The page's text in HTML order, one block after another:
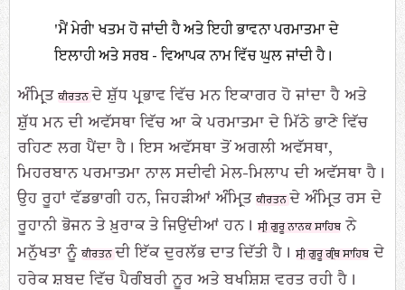
'ਮੈਂ ਮੇਰੀ' ਖਤਮ ਹੋ ਜਾਂਦੀ ਹੈ ਅਤੇ ਇਹੀ ਭਾਵਨਾ ਪਰਮਾਤਮਾ ਦੇ
ਇਲਾਹੀ ਅਤੇ ਸਰਬ - ਵਿਆਪਕ ਨਾਮ ਵਿੱਚ ਘੁਲ ਜਾਂਦੀ ਹੈ।
ਅੰਮ੍ਰਿਤਕੀਰਤਨ ਦੇ ਸ਼ੁੱਧ ਪ੍ਰਭਾਵ ਵਿੱਚ ਮਨ ਇਕਾਗਰ ਹੋ ਜਾਂਦਾ ਹੈ ਅਤੇ
ਸ਼ੁੱਧ ਮਨ ਦੀ ਅਵੱਸਥਾ ਵਿੱਚ ਆ ਕੇ ਪਰਮਾਤਮਾ ਦੇ ਮਿੱਠੇ ਭਾਣੇ ਵਿੱਚ
ਰਹਿਣ ਲਗ ਪੈਂਦਾ ਹੈ। ਇਸ ਅਵੱਸਥਾ ਤੋਂ ਅਗਲੀ ਅਵੱਸਥਾ,
ਮਿਹਰਬਾਨ ਪਰਮਾਤਮਾ ਨਾਲ ਸਦੀਵੀ ਮੇਲ-ਮਿਲਾਪ ਦੀ ਅਵੱਸਥਾ ਹੈ।
ਉਹ ਰੂਹਾਂ ਵੱਡਭਾਗੀ ਹਨ, ਜਿਹੜੀਆਂ ਅੰਮ੍ਰਿਤਕੀਰਤਨ ਦੇ ਅੰਮ੍ਰਿਤ ਰਸ ਦੇ
ਰੂਹਾਨੀ ਭੋਜਨ ਤੇ ਖ਼ੁਰਾਕ ਤੇ ਜਿਉਂਦੀਆਂ ਹਨ।ਸ੍ਰੀ ਗੁਰੂ ਨਾਨਕ ਸਾਹਿਬ ਨੇ
ਮਨੁੱਖਤਾ ਨੂੰਕੀਰਤਨ ਦੀ ਇੱਕ ਦੁਰਲੱਭ ਦਾਤ ਦਿੱਤੀ ਹੈ।ਸ੍ਰੀ ਗੁਰੂ ਗ੍ਰੰਥ ਸਾਹਿਬ ਦੇ
ਹਰੇਕ ਸ਼ਬਦ ਵਿੱਚ ਪੈਗੰਬਰੀ ਨੂਰ ਅਤੇ ਬਖਸ਼ਿਸ਼ ਵਰਤ ਰਹੀ ਹੈ।